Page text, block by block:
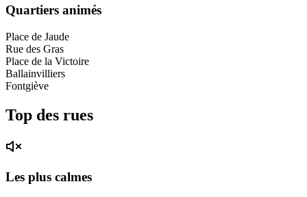
Quartiers animés
Place de Jaude
Rue des Gras
Place de la Victoire
Ballainvilliers
Fontgiève
Top des rues
Les plus calmes